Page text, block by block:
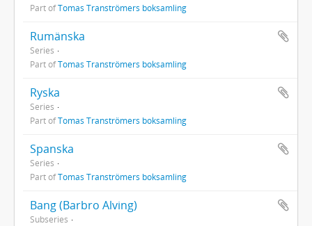
Part ofTomas Tranströmers boksamling
Rumänska
Series
Part ofTomas Tranströmers boksamling
Ryska
Series
Part ofTomas Tranströmers boksamling
Spanska
Series
Part ofTomas Tranströmers boksamling
Bang (Barbro Alving)
Subseries